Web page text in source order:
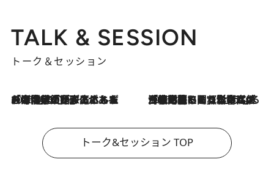
TALK & SESSION
トーク＆セッション
2026.8.3
「今後値上げがあるとすれば…」「リスクがあるのは今年の冬」エネルギー専門家が語る、ホルムズ海峡封鎖が家庭にもたらす“ある心配” 2026.8.3
「住宅建てられない…」「サーチャージ料の高値が続いている」ホルムズ海峡封鎖による影響はいつまで続く？《エネルギー専門家に聞く“どうなる日本の暮らし”》
トーク&セッション TOP